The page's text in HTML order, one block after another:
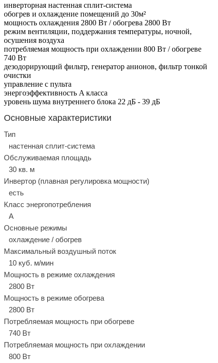
инверторная настенная сплит-система
обогрев и охлаждение помещений до 30м²
мощность охлаждения 2800 Вт / обогрева 2800 Вт
режим вентиляции, поддержания температуры, ночной,
осушения воздуха
потребляемая мощность при охлаждении 800 Вт / обогреве
740 Вт
дезодорирующий фильтр, генератор анионов, фильтр тонкой
очистки
управление с пульта
энергоэффективность A класса
уровень шума внутреннего блока 22 дБ - 39 дБ
Основные характеристики
Тип
настенная сплит-система
Обслуживаемая площадь
30 кв. м
Инвертор (плавная регулировка мощности)
есть
Класс энергопотребления
A
Основные режимы
охлаждение / обогрев
Максимальный воздушный поток
10 куб. м/мин
Мощность в режиме охлаждения
2800 Вт
Мощность в режиме обогрева
2800 Вт
Потребляемая мощность при обогреве
740 Вт
Потребляемая мощность при охлаждении
800 Вт